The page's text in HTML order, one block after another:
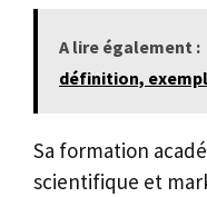
A lire également :
définition,
Sa formation
scientifique et